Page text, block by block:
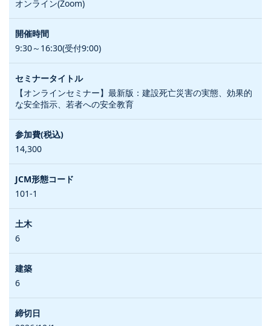
オンライン(Zoom)
9:30～16:30(受付9:00)
【オンラインセミナー】最新版：建設死亡災害の実態、効果的
な安全指示、若者への安全教育
14,300
101-1
6
6